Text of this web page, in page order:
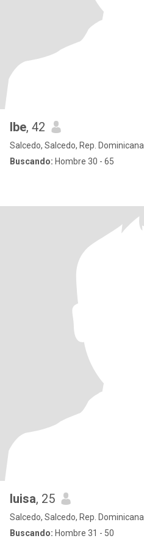
Ibe, 42
Salcedo, Salcedo, Rep. Dominicana
Buscando: Hombre 30 - 65
luisa, 25
Salcedo, Salcedo, Rep. Dominicana
Buscando: Hombre 31 - 50